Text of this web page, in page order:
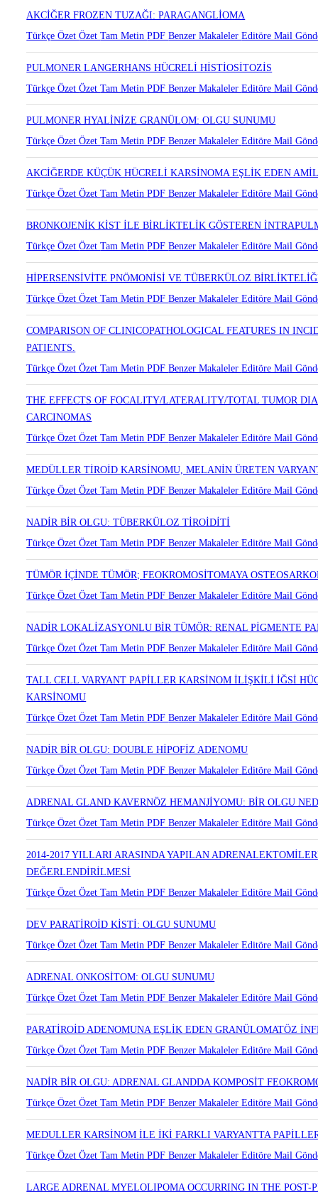
AKCİĞER FROZEN TUZAĞI: PARAGANGLİOMA
Türkçe ÖzetÖzetTam MetinPDFBenzer MakalelerEditöre Mail
PULMONER LANGERHANS HÜCRELİ HİSTİOSİTOZİS
Türkçe ÖzetÖzetTam MetinPDFBenzer MakalelerEditöre Mail
PULMONER HYALİNİZE GRANÜLOM: OLGU SUNUMU
Türkçe ÖzetÖzetTam MetinPDFBenzer MakalelerEditöre Mail
AKCİĞERDE KÜÇÜK HÜCRELİ KARSİNOMA EŞLİK EDEN
Türkçe ÖzetÖzetTam MetinPDFBenzer MakalelerEditöre Mail
BRONKOJENİK KİST İLE BİRLİKTELİK GÖSTEREN
Türkçe ÖzetÖzetTam MetinPDFBenzer MakalelerEditöre Mail
HİPERSENSİVİTE PNÖMONİSİ VE TÜBERKÜLOZ
Türkçe ÖzetÖzetTam MetinPDFBenzer MakalelerEditöre Mail
COMPARISON OF CLINICOPATHOLOGICAL FEATURES IN
PATIENTS.
Türkçe ÖzetÖzetTam MetinPDFBenzer MakalelerEditöre Mail
THE EFFECTS OF FOCALITY/LATERALITY/TOTAL TUMOR
CARCINOMAS
Türkçe ÖzetÖzetTam MetinPDFBenzer MakalelerEditöre Mail
MEDÜLLER TİROİD KARSİNOMU, MELANİN ÜRETEN
Türkçe ÖzetÖzetTam MetinPDFBenzer MakalelerEditöre Mail
NADİR BİR OLGU: TÜBERKÜLOZ TİROİDİTİ
Türkçe ÖzetÖzetTam MetinPDFBenzer MakalelerEditöre Mail
TÜMÖR İÇİNDE TÜMÖR; FEOKROMOSİTOMAYA
Türkçe ÖzetÖzetTam MetinPDFBenzer MakalelerEditöre Mail
NADİR LOKALİZASYONLU BİR TÜMÖR: RENAL PİGMENTE
Türkçe ÖzetÖzetTam MetinPDFBenzer MakalelerEditöre Mail
TALL CELL VARYANT PAPİLLER KARSİNOM İLİŞKİLİ İĞSİ
KARSİNOMU
Türkçe ÖzetÖzetTam MetinPDFBenzer MakalelerEditöre Mail
NADİR BİR OLGU: DOUBLE HİPOFİZ ADENOMU
Türkçe ÖzetÖzetTam MetinPDFBenzer MakalelerEditöre Mail
ADRENAL GLAND KAVERNÖZ HEMANJİYOMU: BİR OLGU
Türkçe ÖzetÖzetTam MetinPDFBenzer MakalelerEditöre Mail
2014-2017 YILLARI ARASINDA YAPILAN
DEĞERLENDİRİLMESİ
Türkçe ÖzetÖzetTam MetinPDFBenzer MakalelerEditöre Mail
DEV PARATİROİD KİSTİ: OLGU SUNUMU
Türkçe ÖzetÖzetTam MetinPDFBenzer MakalelerEditöre Mail
ADRENAL ONKOSİTOM: OLGU SUNUMU
Türkçe ÖzetÖzetTam MetinPDFBenzer MakalelerEditöre Mail
PARATİROİD ADENOMUNA EŞLİK EDEN GRANÜLOMATÖZ
Türkçe ÖzetÖzetTam MetinPDFBenzer MakalelerEditöre Mail
NADİR BİR OLGU: ADRENAL GLANDDA KOMPOSİT
Türkçe ÖzetÖzetTam MetinPDFBenzer MakalelerEditöre Mail
MEDULLER KARSİNOM İLE İKİ FARKLI VARYANTTA
Türkçe ÖzetÖzetTam MetinPDFBenzer MakalelerEditöre Mail
LARGE ADRENAL MYELOLIPOMA OCCURRING IN THE POST-